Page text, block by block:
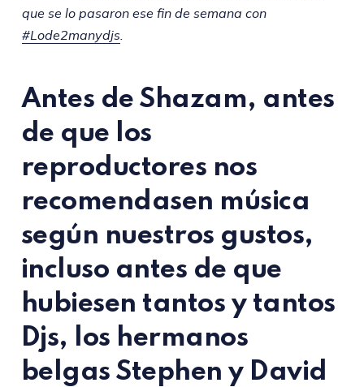
que se lo pasaron ese fin de semana con
#Lode2manydjs
Antes de Shazam, antes
de que los
reproductores nos
recomendasen música
según nuestros gustos,
incluso antes de que
hubiesen tantos y tantos
Djs, los hermanos
belgas Stephen y David